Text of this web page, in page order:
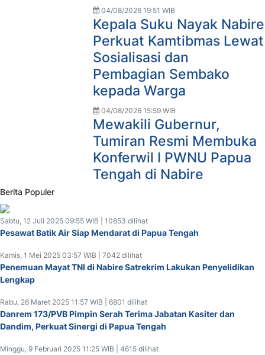
04/08/2026 19:51 WIB
Kepala Suku Nayak Nabire
Perkuat Kamtibmas Lewat
Sosialisasi dan
Pembagian Sembako
kepada Warga
04/08/2026 15:59 WIB
Mewakili Gubernur,
Tumiran Resmi Membuka
Konferwil I PWNU Papua
Tengah di Nabire
Berita Populer
Sabtu, 12 Juli 2025 09:55 WIB | 10853 dilihat
Pesawat Batik Air Siap Mendarat di Papua Tengah
Kamis, 1 Mei 2025 03:57 WIB | 7042 dilihat
Penemuan Mayat TNI di Nabire Satrekrim Lakukan Penyelidikan
Lengkap
Rabu, 26 Maret 2025 11:57 WIB | 6801 dilihat
Danrem 173/PVB Pimpin Serah Terima Jabatan Kasiter dan
Dandim, Perkuat Sinergi di Papua Tengah
Minggu, 9 Februari 2025 11:25 WIB | 4615 dilihat